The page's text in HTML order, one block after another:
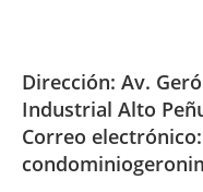
Dirección: Av.
Industrial Alto
Correo electrónico: